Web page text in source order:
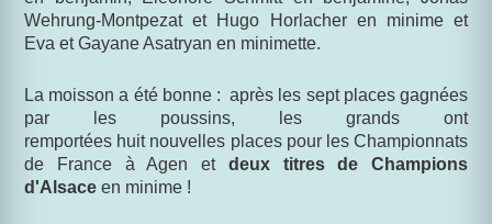
Wehrung-Montpezat et Hugo Horlacher en minime et
Eva et Gayane Asatryan en minimette.
La moisson a été bonne : après les sept places gagnées
par les poussins, les grands ont
remportées huit nouvelles places pour les Championnats
de France à Agen et deux titres de Champions
d'Alsace en minime !